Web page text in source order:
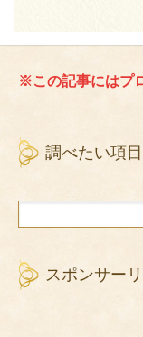
※この記事にはプ
調べたい項
スポンサー